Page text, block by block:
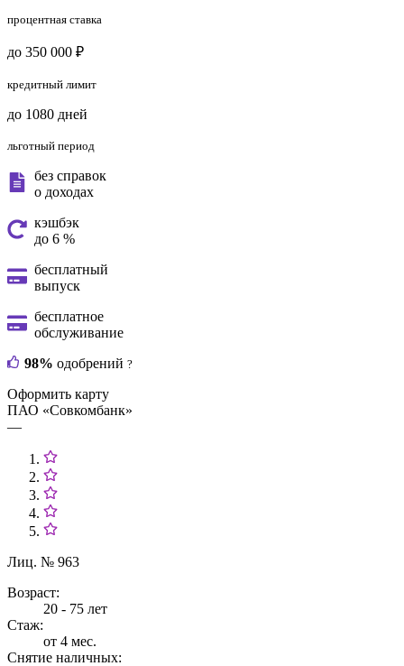
процентная ставка
до 350 000 ₽
кредитный лимит
до 1080 дней
льготный период
без справок
о доходах
кэшбэк
до 6 %
бесплатный
выпуск
бесплатное
обслуживание
98% одобрений ?
Оформить карту
ПАО «Совкомбанк»
—
Лиц. № 963
Возраст:
20 - 75 лет
Стаж:
от 4 мес.
Снятие наличных: